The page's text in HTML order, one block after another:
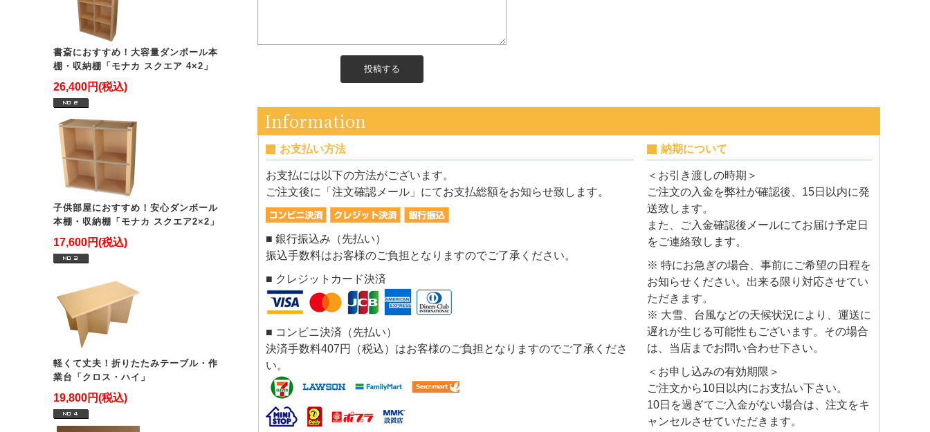
Information
お支払い方法
お支払には以下の方法がございます。
ご注文後に「注文確認メール」にてお支払総額をお知らせ致します。
■ 銀行振込み（先払い）
振込手数料はお客様のご負担となりますのでご了承ください。
■ クレジットカード決済
■ コンビニ決済（先払い）
決済手数料407円（税込）はお客様のご負担となりますのでご了承くださ
い。
納期について
＜お引き渡しの時期＞
ご注文の入金を弊社が確認後、15日以内に発
送致します。
また、ご入金確認後メールにてお届け予定日
をご連絡致します。
※ 特にお急ぎの場合、事前にご希望の日程を
お知らせください。出来る限り対応させてい
ただきます。
※ 大雪、台風などの天候状況により、運送に
遅れが生じる可能性もございます。その場合
は、当店までお問い合わせ下さい。
＜お申し込みの有効期限＞
ご注文から10日以内にお支払い下さい。
10日を過ぎてご入金がない場合は、注文をキ
ャンセルさせていただきます。
書斎におすすめ！大容量ダンボール本
棚・収納棚「モナカ スクエア 4×2」
26,400円(税込)
子供部屋におすすめ！安心ダンボール
本棚・収納棚「モナカ スクエア2×2」
17,600円(税込)
軽くて丈夫！折りたたみテーブル・作
業台「クロス・ハイ」
19,800円(税込)